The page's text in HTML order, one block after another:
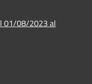
01/08/2023 al